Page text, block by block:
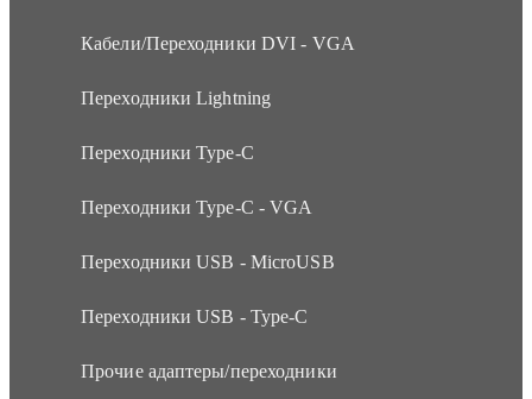
Кабели/Переходники DVI - VGA
Переходники Lightning
Переходники Type-C
Переходники Type-C - VGA
Переходники USB - MicroUSB
Переходники USB - Type-C
Прочие адаптеры/переходники